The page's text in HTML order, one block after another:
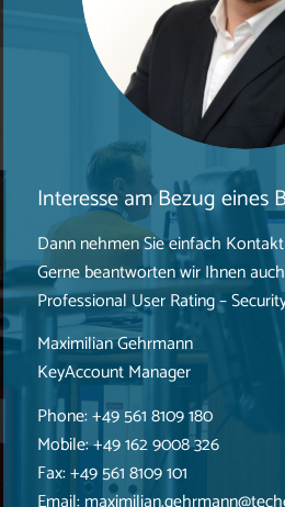
Interesse am Bezug eines
Dann nehmen Sie einfach
Gerne beantworten wir Ihnen
Professional User Rating –
Maximilian Gehrmann
KeyAccount Manager
Phone: +49 561 8109 180
Mobile: +49 162 9008 326
Fax: +49 561 8109 101